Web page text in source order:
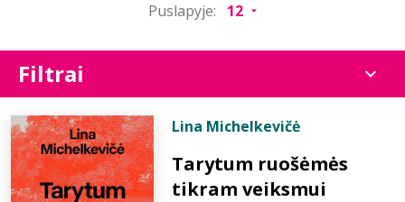
Puslapyje:
Filtrai
Lina Michelkevičė
Tarytum ruošėmės
tikram veiksmui